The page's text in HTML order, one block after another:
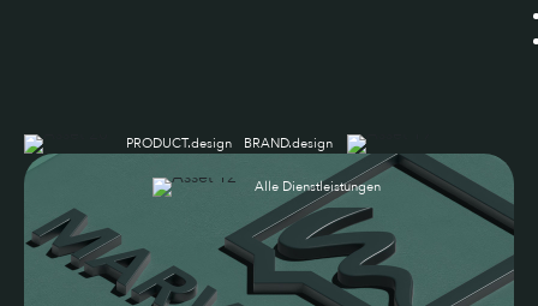
PRODUCT.design BRAND.design
Alle Dienstleistungen